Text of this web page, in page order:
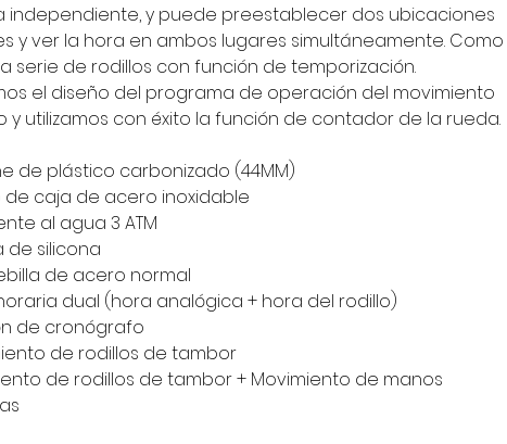
independiente, y puede preestablecer dos ubicaciones
y ver la hora en ambos lugares simultáneamente. Como
serie de rodillos con función de temporización.
el diseño del programa de operación del movimiento
y utilizamos con éxito la función de contador de la rueda.
de plástico carbonizado (44MM)
de caja de acero inoxidable
al agua 3 ATM
de silicona
de acero normal​
dual (hora analógica + hora del rodillo)
de cronógrafo
de rodillos de tambor
de rodillos de tambor + Movimiento de manos